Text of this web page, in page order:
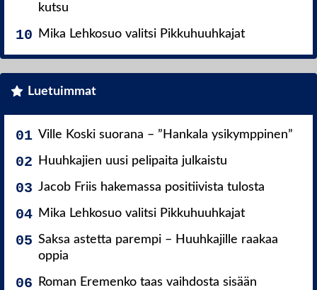
kutsu
Mika Lehkosuo valitsi Pikkuhuuhkajat
Luetuimmat
Ville Koski suorana – ”Hankala ysikymppinen”
Huuhkajien uusi pelipaita julkaistu
Jacob Friis hakemassa positiivista tulosta
Mika Lehkosuo valitsi Pikkuhuuhkajat
Saksa astetta parempi – Huuhkajille raakaa
oppia
Roman Eremenko taas vaihdosta sisään